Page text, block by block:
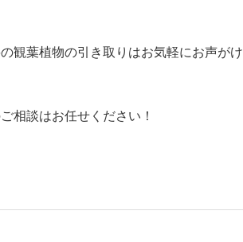
観葉植物の引き取りはお気軽にお声がけ
相談はお任せください！